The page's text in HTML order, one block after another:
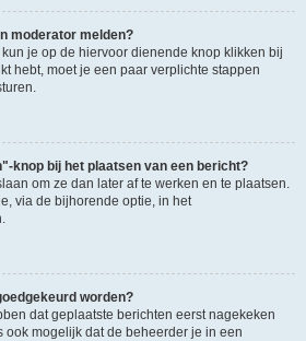
moderator melden?
je op de hiervoor dienende knop klikken bij
hebt, moet je een paar verplichte stappen
knop bij het plaatsen van een bericht?
om ze dan later af te werken en te plaatsen.
via de bijhorende optie, in het
worden?
dat geplaatste berichten eerst nagekeken
ook mogelijk dat de beheerder je in een